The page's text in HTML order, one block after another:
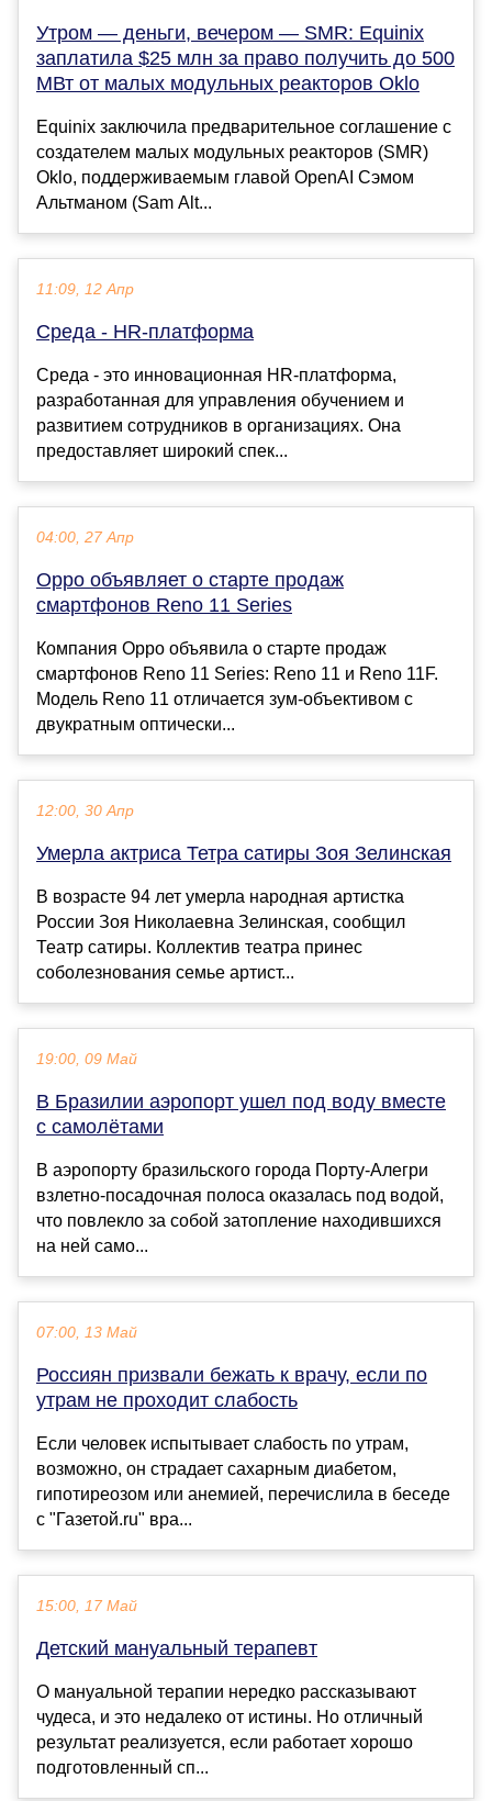
Утром — деньги, вечером — SMR: Equinix
заплатила $25 млн за право получить до 500
МВт от малых модульных реакторов Oklo
Equinix заключила предварительное соглашение с
создателем малых модульных реакторов (SMR)
Oklo, поддерживаемым главой OpenAI Сэмом
Альтманом (Sam Alt...
11:09, 12 Апр
Среда - HR-платформа
Среда - это инновационная HR-платформа,
разработанная для управления обучением и
развитием сотрудников в организациях. Она
предоставляет широкий спек...
04:00, 27 Апр
Oppo объявляет о старте продаж
смартфонов Reno 11 Series
Компания Oppo объявила о старте продаж
смартфонов Reno 11 Series: Reno 11 и Reno 11F.
Модель Reno 11 отличается зум-объективом с
двукратным оптически...
12:00, 30 Апр
Умерла актриса Тетра сатиры Зоя Зелинская
В возрасте 94 лет умерла народная артистка
России Зоя Николаевна Зелинская, сообщил
Театр сатиры. Коллектив театра принес
соболезнования семье артист...
19:00, 09 Май
В Бразилии аэропорт ушел под воду вместе
с самолётами
В аэропорту бразильского города Порту-Алегри
взлетно-посадочная полоса оказалась под водой,
что повлекло за собой затопление находившихся
на ней само...
07:00, 13 Май
Россиян призвали бежать к врачу, если по
утрам не проходит слабость
Если человек испытывает слабость по утрам,
возможно, он страдает сахарным диабетом,
гипотиреозом или анемией, перечислила в беседе
с "Газетой.ru" вра...
15:00, 17 Май
Детский мануальный терапевт
О мануальной терапии нередко рассказывают
чудеса, и это недалеко от истины. Но отличный
результат реализуется, если работает хорошо
подготовленный сп...